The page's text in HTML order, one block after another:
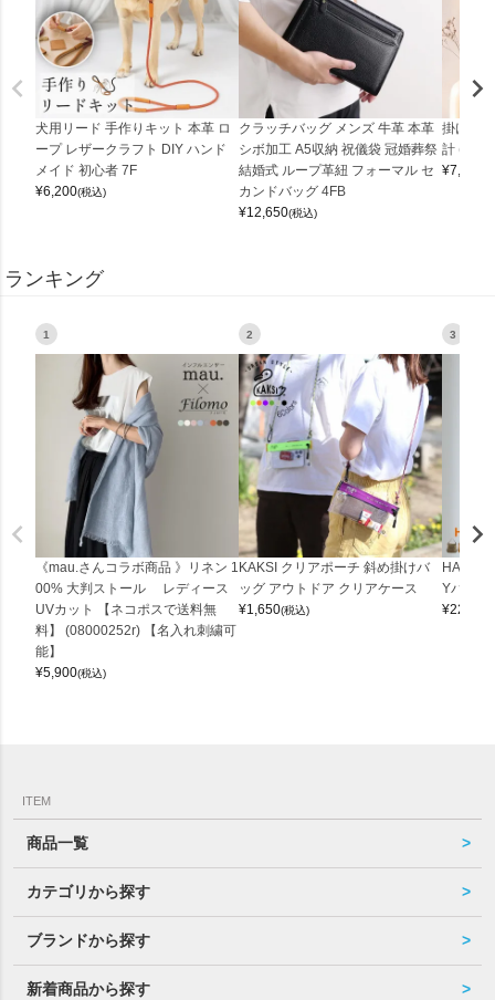
犬用リード 手作りキット 本革 ロ
ープ レザークラフト DIY ハンド
メイド 初心者 7F
¥6,200(税込)
クラッチバッグ メンズ 牛革 本革
シボ加工 A5収納 祝儀袋 冠婚葬祭
結婚式 ループ革紐 フォーマル セ
カンドバッグ 4FB
¥12,650(税込)
掛け時
計
¥7,150
ランキング
1
《mau.さんコラボ商品 》リネン 1
00% 大判ストール レディース
UVカット 【ネコポスで送料無
料】 (08000252r) 【名入れ刺繍可
能】
¥5,900(税込)
2
KAKSI クリアポーチ 斜め掛けバ
ッグ アウトドア クリアケース
¥1,650(税込)
3
Yバッグ
¥22,000
ITEM
商品一覧
カテゴリから探す
ブランドから探す
新着商品から探す